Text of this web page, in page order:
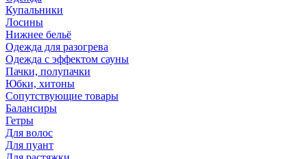
Купальники
Лосины
Нижнее бельё
Одежда для разогрева
Одежда с эффектом сауны
Пачки, полупачки
Юбки, хитоны
Сопутствующие товары
Балансиры
Гетры
Для волос
Для пуант